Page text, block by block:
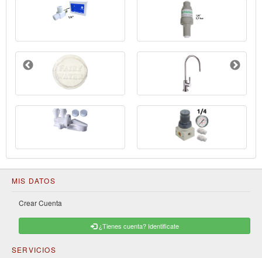
MIS DATOS
Crear Cuenta
¿Tienes cuenta? Identificate
SERVICIOS